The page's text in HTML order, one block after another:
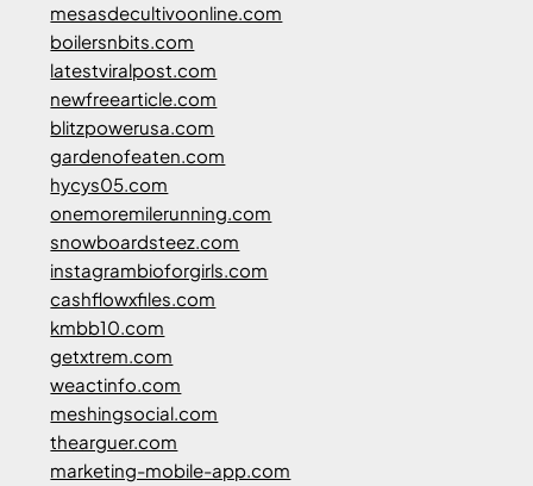
mesasdecultivoonline.com
boilersnbits.com
latestviralpost.com
newfreearticle.com
blitzpowerusa.com
gardenofeaten.com
hycys05.com
onemoremilerunning.com
snowboardsteez.com
instagrambioforgirls.com
cashflowxfiles.com
kmbb10.com
getxtrem.com
weactinfo.com
meshingsocial.com
thearguer.com
marketing-mobile-app.com